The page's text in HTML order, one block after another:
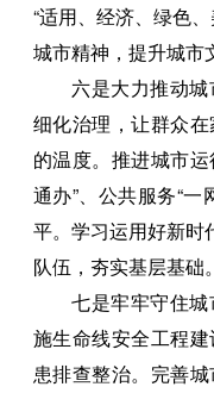
“适用、经济、绿色
城市精神，提升城市
六是大力推动
细化治理，让群众
的温度。推进城市运
通办”、公共服务“
平。学习运用好新时
队伍，夯实基层基础。
七是牢牢守住
施生命线安全工程
患排查整治。完善